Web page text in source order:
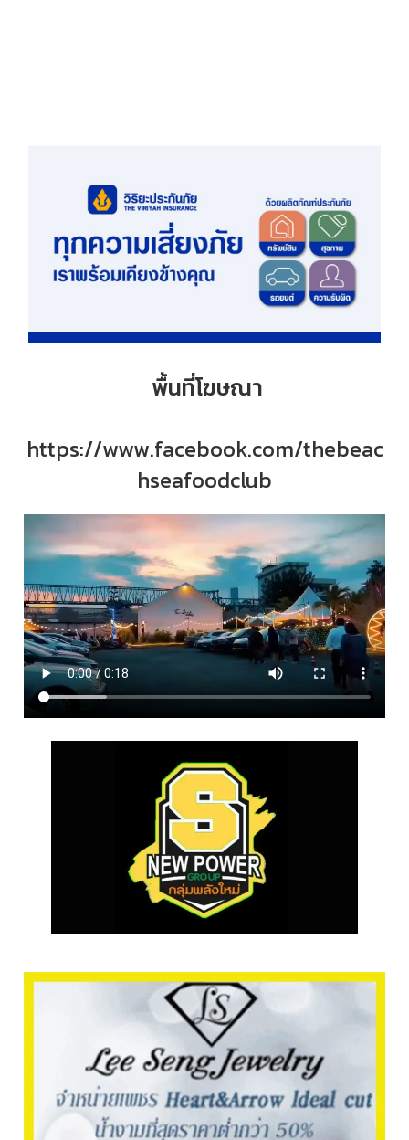
พื้นที่โฆษณา
https://www.facebook.com/thebeac
hseafoodclub